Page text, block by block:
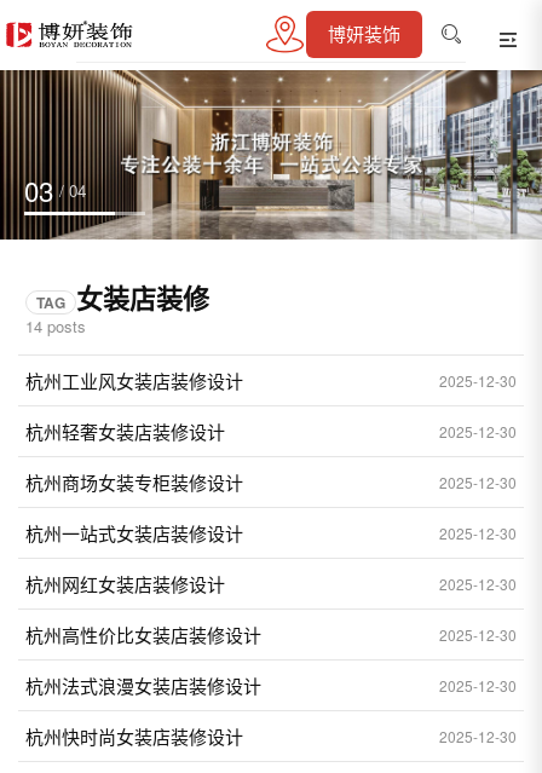
博妍装饰
04 / 04
TAG 女装店装修
14 posts
杭州工业风女装店装修设计 2025-12-30
杭州轻奢女装店装修设计 2025-12-30
杭州商场女装专柜装修设计 2025-12-30
杭州一站式女装店装修设计 2025-12-30
杭州网红女装店装修设计 2025-12-30
杭州高性价比女装店装修设计 2025-12-30
杭州法式浪漫女装店装修设计 2025-12-30
杭州快时尚女装店装修设计 2025-12-30